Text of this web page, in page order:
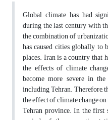
Global climate has had
during the last century with
the combination of
has caused cities globally to
places. Iran is a country that
the effects of climate
become more severe in
including Tehran. Therefore,
the effect of climate change
Tehran province. In the first